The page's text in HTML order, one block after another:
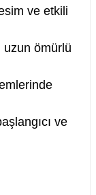
ve etkili
uzun ömürlü
ve